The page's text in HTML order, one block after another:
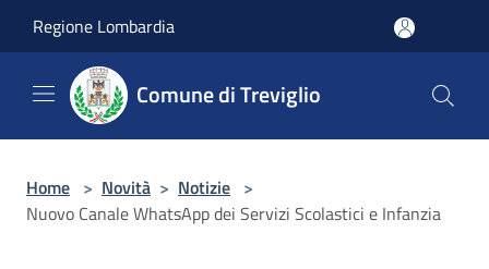
Regione Lombardia
Comune di Treviglio
Home > Novità > Notizie >
Nuovo Canale WhatsApp dei Servizi Scolastici e Infanzia